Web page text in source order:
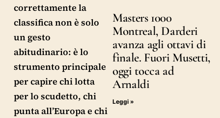
correttamente la
classifica non è solo
un gesto
abitudinario: è lo
strumento principale
per capire chi lotta
per lo scudetto, chi
punta all’Europa e chi
Masters 1000
Montreal, Darderi
avanza agli ottavi di
finale. Fuori Musetti,
oggi tocca ad
Arnaldi
Leggi »